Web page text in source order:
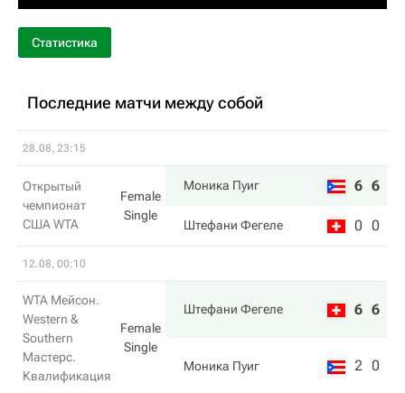
Статистика
Последние матчи между собой
28.08, 23:15
Открытый
чемпионат
США WTA
Female
Single
Моника Пуиг 6 6
Штефани Фегеле 0 0
12.08, 00:10
WTA Мейсон.
Western &
Southern
Мастерс.
Квалификация
Female
Single
Штефани Фегеле 6 6
Моника Пуиг 2 0